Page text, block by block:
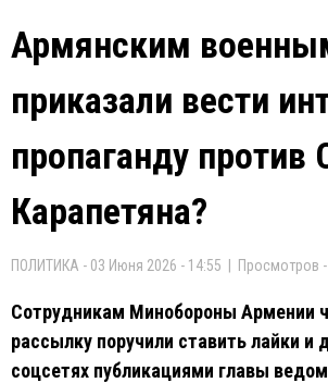
Армянским
приказали вести
пропаганду против
Карапетяна?
ПОЛИТИКА - 03 Июня 2026 - 14:55 | Просмотров
Сотрудникам Минобороны Армении
рассылку поручили ставить лайки и
соцсетях публикациями главы